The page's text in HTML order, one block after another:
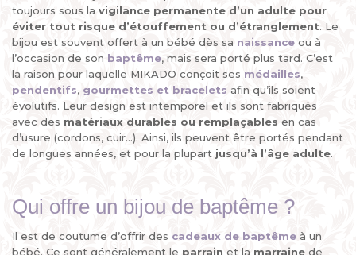
toujours sous la vigilance permanente d’un adulte pour
éviter tout risque d’étouffement ou d’étranglement. Le
bijou est souvent offert à un bébé dès sa naissance ou à
l’occasion de son baptême, mais sera porté plus tard. C’est
la raison pour laquelle MIKADO conçoit ses médailles,
pendentifs, gourmettes et bracelets afin qu’ils soient
évolutifs. Leur design est intemporel et ils sont fabriqués
avec des matériaux durables ou remplaçables en cas
d’usure (cordons, cuir...). Ainsi, ils peuvent être portés pendant
de longues années, et pour la plupart jusqu’à l’âge adulte.
Qui offre un bijou de baptême ?
Il est de coutume d’offrir des cadeaux de baptême à un
bébé. Ce sont généralement le parrain et la marraine de